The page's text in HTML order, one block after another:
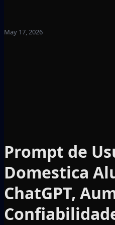
May 17, 2026
Prompt de
Domestica
ChatGPT,